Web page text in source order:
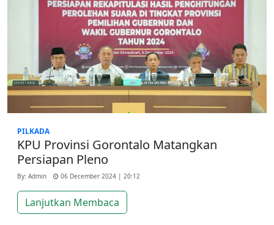
PILKADA
KPU Provinsi Gorontalo Matangkan
Persiapan Pleno
By: Admin 06 December 2024 | 20:12
Lanjutkan Membaca